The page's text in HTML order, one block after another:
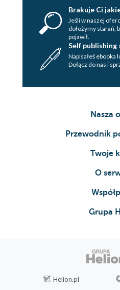
Brakuje Ci
Jeśli w naszej
dołożymy starań,
pojawił.
Self publishing
Napisałeś ebooka
Dołącz do nas i
Nasza
Przewodnik
Twoje
O
Grupa
Helion.pl